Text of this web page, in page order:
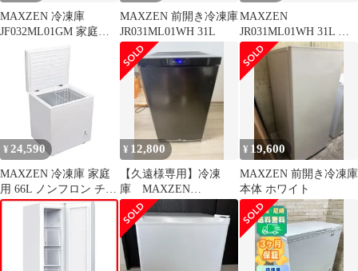
MAXZEN 冷凍庫
JF032ML01GM 家庭用
小型 32L ノンフロン
MAXZEN 前開き冷凍庫
JR031ML01WH 31L
MAXZEN
JR031ML01WH 31L 前
開き冷凍庫 小型冷凍庫
¥ 24,590
MAXZEN 冷凍庫 家庭
用 66L ノンフロン チェ
ストフリーザー 上開き
フリーザー ストッカー
冷凍 スリム 氷 食材 食
品 食糧 冷凍食品 保存
ストック キッチン家電
¥ 12,800
【久遠様専用】冷凍
庫 MAXZEN
JF064ML01
¥ 19,600
MAXZEN 前開き冷凍庫
本体 ホワイト